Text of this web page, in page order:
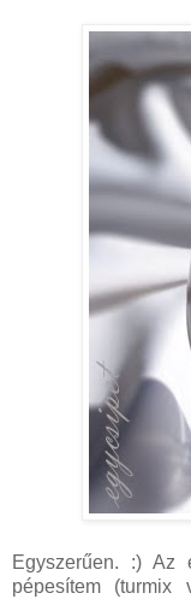
Egyszerűen. :)
pépesítem (turmix